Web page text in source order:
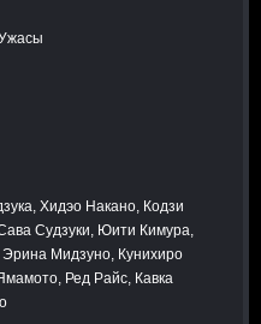
Хидэо Накано, Кодзи
Судзуки, Юити Кимура,
Мидзуно, Кунихиро
Ред Райс, Кавка